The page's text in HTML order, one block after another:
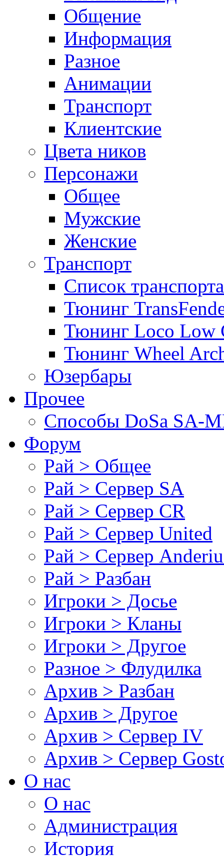
Общение
Информация
Разное
Анимации
Транспорт
Клиентские
Цвета ников
Персонажи
Общее
Мужские
Женские
Транспорт
Список транспорта
Тюнинг
Тюнинг Loco Low
Тюнинг Wheel
Юзербары
Прочее
Cпособы DoSа SA-
Форум
Рай > Общее
Рай > Сервер SA
Рай > Сервер CR
Рай > Сервер United
Рай > Сервер
Рай > Разбан
Игроки > Досье
Игроки > Кланы
Игроки > Другое
Разное > Флудилка
Архив > Разбан
Архив > Другое
Архив > Сервер IV
Архив > Сервер
О нас
О нас
Администрация
История